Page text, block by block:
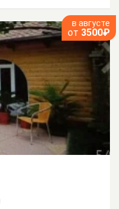
в августе
от 3500₽